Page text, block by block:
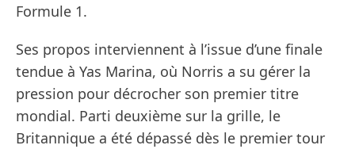
Formule 1.
Ses propos interviennent à l’issue d’une finale
tendue à Yas Marina, où Norris a su gérer la
pression pour décrocher son premier titre
mondial. Parti deuxième sur la grille, le
Britannique a été dépassé dès le premier tour